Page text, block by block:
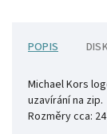
POPIS
Michael Kors
uzavírání na
Rozměry cca: